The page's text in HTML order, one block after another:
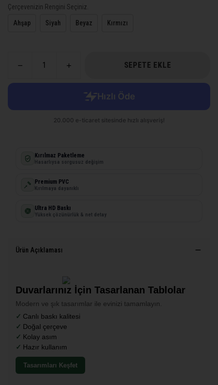
Çerçevenizin Rengini Seçiniz.
Ahşap Siyah Beyaz Kırmızı
SEPETE EKLE
Kırılmaz Paketleme
Hasarlıysa sorgusuz değişim
Premium PVC
Kırılmaya dayanıklı
Ultra HD Baskı
Yüksek çözünürlük & net detay
Ürün Açıklaması
Duvarlarınız İçin Tasarlanan Tablolar
Modern ve şık tasarımlar ile evinizi tamamlayın.
Canlı baskı kalitesi
Doğal çerçeve
Kolay asım
Hazır kullanım
Tasarımları Keşfet